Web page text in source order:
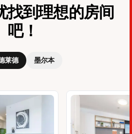
找到理想的房间
吧！
莱德 墨尔本